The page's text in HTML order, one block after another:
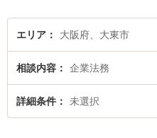
エリア 大阪府、大東市
相談内容 企業法務
詳細条件 未選択